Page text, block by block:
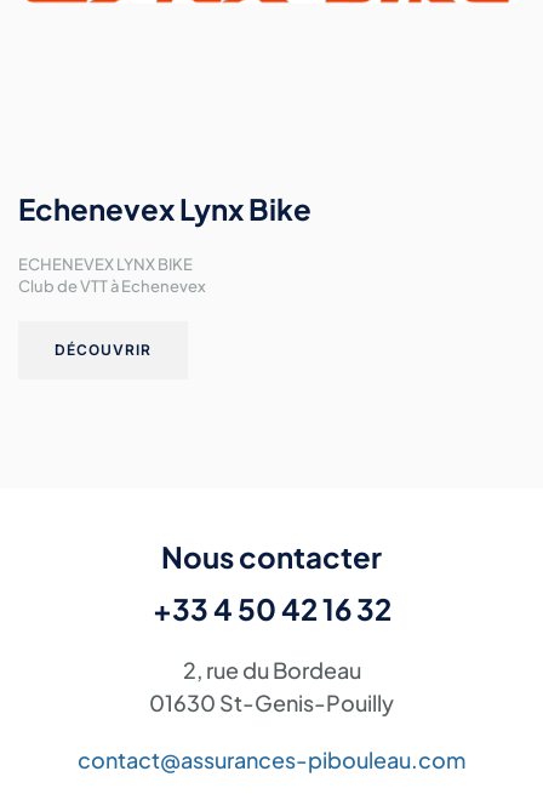
Echenevex Lynx Bike
ECHENEVEX LYNX BIKE
Club de VTT à Echenevex
DÉCOUVRIR
Nous contacter
+33 4 50 42 16 32
2, rue du Bordeau
01630 St-Genis-Pouilly
contact@assurances-pibouleau.com